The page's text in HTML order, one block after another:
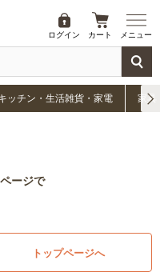
ログイン カート メニュー
ッチン・生活雑貨・家電 家具
ージで
トップページへ